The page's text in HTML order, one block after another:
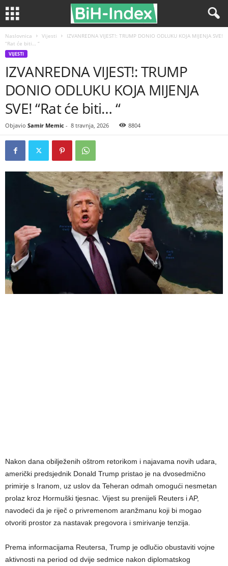
Naslovnica Vijesti
IZVANREDNA VIJEST!: TRUMP DONIO ODLUKU KOJA MIJENJA SVE!
“Rat će biti… “
VIJESTI
IZVANREDNA VIJEST!: TRUMP
DONIO ODLUKU KOJA MIJENJA
SVE! “Rat će biti… “
Objavio Samir Memic - 8 travnja, 2026 8804
Nakon dana obilježenih oštrom retorikom i najavama novih udara,
američki predsjednik Donald Trump pristao je na dvosedmično
primirje s Iranom, uz uslov da Teheran odmah omogući nesmetan
prolaz kroz Hormuški tjesnac. Vijest su prenijeli Reuters i AP,
navodeći da je riječ o privremenom aranžmanu koji bi mogao
otvoriti prostor za nastavak pregovora i smirivanje tenzija.
Prema informacijama Reutersa, Trump je odlučio obustaviti vojne
aktivnosti na period od dvije sedmice nakon diplomatskog